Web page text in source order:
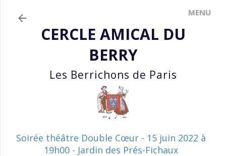
CERCLE AMICAL DU
BERRY
Les Berrichons de Paris
Soirée théâtre Double Cœur - 15 juin 2022 à
19h00 - Jardin des Prés-Fichaux